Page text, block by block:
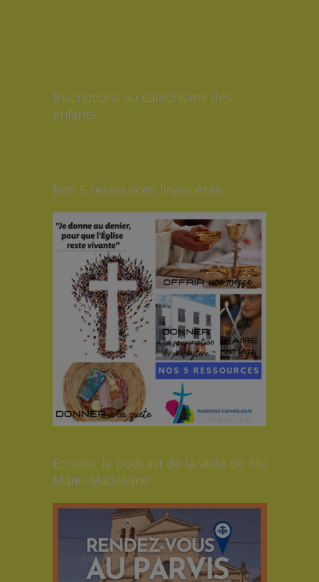
Inscriptions au catéchisme des
enfants
Nos 5 ressources financières
Ecouter le podcast de la visite de Ste
Marie-Madeleine